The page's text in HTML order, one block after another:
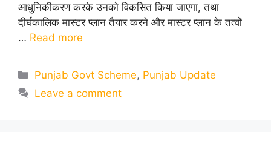
आधुनिकीकरण करके उनको विकसित किया जाएगा, तथा
दीर्घकालिक मास्टर प्लान तैयार करने और मास्टर प्लान के तत्वों
… Read more
Categories
Punjab Govt Scheme, Punjab Update
Leave a comment